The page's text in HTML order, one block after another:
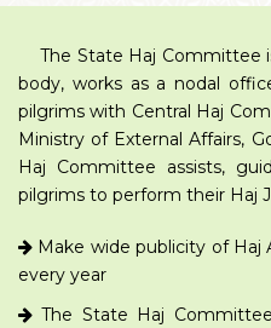
The State Haj Committee
body, works as a nodal
pilgrims with Central Haj
Ministry of External Affairs,
Haj Committee assists,
pilgrims to perform their Haj
Make wide publicity of
every year
The State Haj